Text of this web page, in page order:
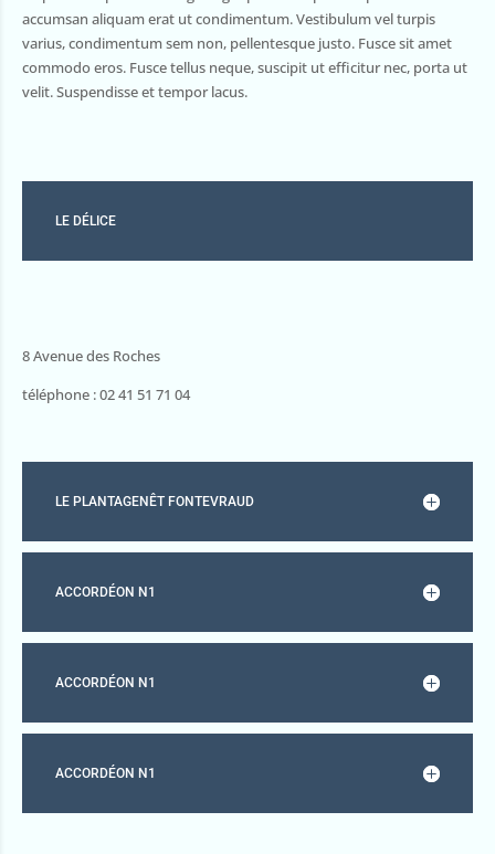
accumsan aliquam erat ut condimentum. Vestibulum vel turpis
varius, condimentum sem non, pellentesque justo. Fusce sit amet
commodo eros. Fusce tellus neque, suscipit ut efficitur nec, porta ut
velit. Suspendisse et tempor lacus.
LE DÉLICE
8 Avenue des Roches
téléphone : 02 41 51 71 04
LE PLANTAGENÊT FONTEVRAUD
ACCORDÉON N1
ACCORDÉON N1
ACCORDÉON N1